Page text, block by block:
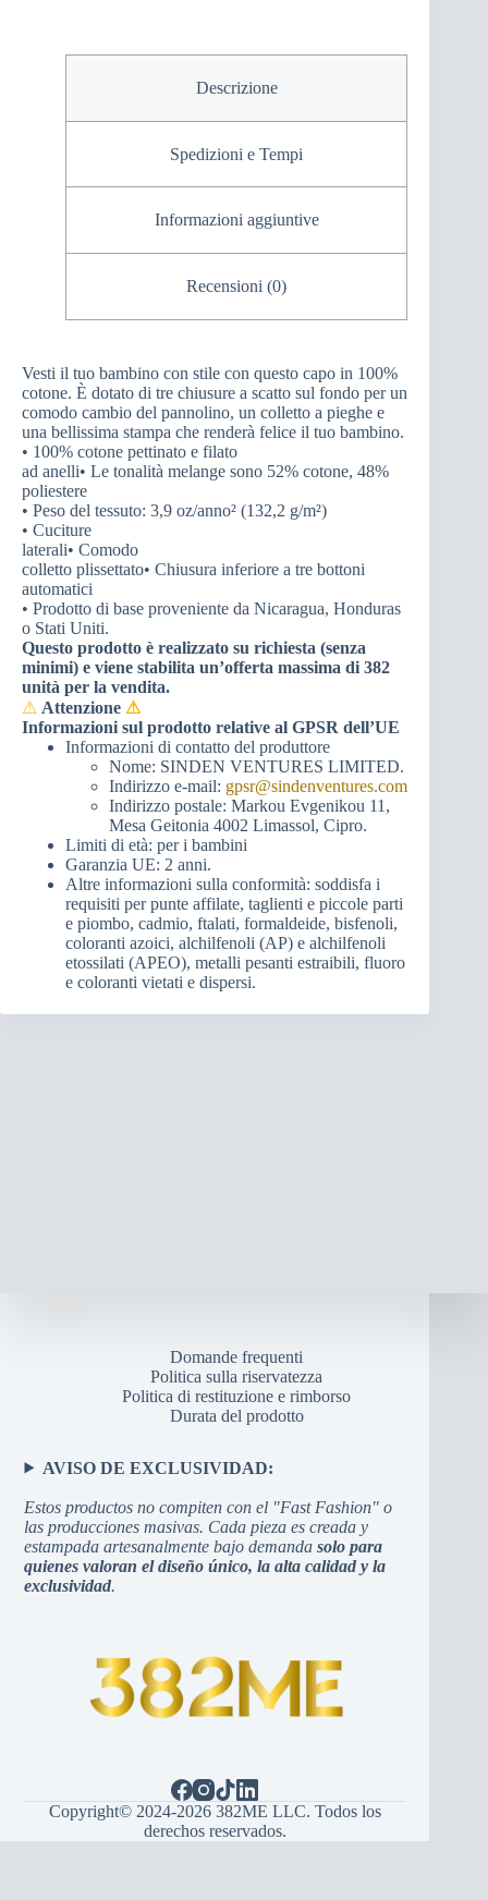
Descrizione
Spedizioni e Tempi
Informazioni aggiuntive
Recensioni (0)
Vesti il tuo bambino con stile con questo capo in 100%
cotone. È dotato di tre chiusure a scatto sul fondo per un
comodo cambio del pannolino, un colletto a pieghe e
una bellissima stampa che renderà felice il tuo bambino.
• 100% cotone pettinato e filato
ad anelli• Le tonalità melange sono 52% cotone, 48%
poliestere
• Peso del tessuto: 3,9 oz/anno² (132,2 g/m²)
• Cuciture
laterali• Comodo
colletto plissettato• Chiusura inferiore a tre bottoni
automatici
• Prodotto di base proveniente da Nicaragua, Honduras
o Stati Uniti.
Questo prodotto è realizzato su richiesta (senza
minimi) e viene stabilita un’offerta massima di 382
unità per la vendita.
⚠ Attenzione ⚠
Informazioni sul prodotto relative al GPSR dell’UE
Informazioni di contatto del produttore
Nome: SINDEN VENTURES LIMITED.
Indirizzo e-mail: gpsr@sindenventures.com
Indirizzo postale: Markou Evgenikou 11,
Mesa Geitonia 4002 Limassol, Cipro.
Limiti di età: per i bambini
Garanzia UE: 2 anni.
Altre informazioni sulla conformità: soddisfa i
requisiti per punte affilate, taglienti e piccole parti
e piombo, cadmio, ftalati, formaldeide, bisfenoli,
coloranti azoici, alchilfenoli (AP) e alchilfenoli
etossilati (APEO), metalli pesanti estraibili, fluoro
e coloranti vietati e dispersi.
Domande frequenti
Politica sulla riservatezza
Politica di restituzione e rimborso
Durata del prodotto
AVISO DE EXCLUSIVIDAD:
Estos productos no compiten con el "Fast Fashion" o
las producciones masivas. Cada pieza es creada y
estampada artesanalmente bajo demandasolo para
quienes valoran el diseño único, la alta calidad y la
exclusividad.
Copyright© 2024-2026 382ME LLC. Todos los
derechos reservados.